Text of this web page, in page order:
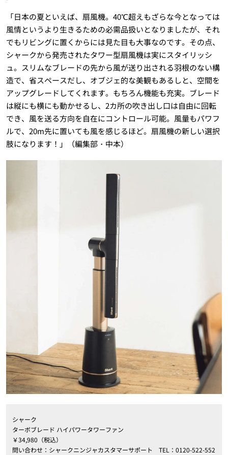
「日本の夏といえば、扇風機。40℃超えもざらな今となっては
風情というより生きるための必需品扱いとなりましたが、それ
でもリビングに置くからには見た目も大事なのです。その点、
シャークから発売されたタワー型扇風機は実にスタイリッシ
ュ。スリムなブレードの先から風が送り出される羽根のない構
造で、省スペースだし、オブジェ的な美観もあるしと、空間を
アップグレードしてくれます。もちろん機能も充実。ブレード
は縦にも横にも動かせるし、2カ所の吹き出し口は自由に回転
でき、風を送る方向を自在にコントロール可能。風量もパワフ
ルで、20m先に置いても風を感じるほど。扇風機の新しい選択
肢になります！」（編集部・中本）
シャーク
ターボブレード ハイパワータワーファン
￥34,980（税込）
問い合わせ：シャークニンジャカスタマーサポート TEL：0120-522-552